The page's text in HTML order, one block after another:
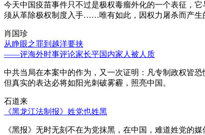
今天中国疫苗事件只不过是极权毒瘤外化的一个表征，
须从革除极权制度入手……唯有如此，因权力屠杀而产生
肖国珍
从睁眼之罪到越洋要挟
——评海外时事评论家长平国内家人被人质
中共当局在本案中的作为，又一次证明：凡专制政权皆
但真实的表达必将如阳光刺破雾霾，照亮中国。
石道来
《黑龙江法制报》姓党也姓黑
《黑报》无时无刻不在为党抹黑，在中国，难道姓党的